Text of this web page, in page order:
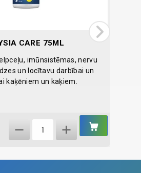
CARE 75ML
imūnsistēmas, nervu
un locītavu darbībai un
kaķēniem un kaķiem.
Care